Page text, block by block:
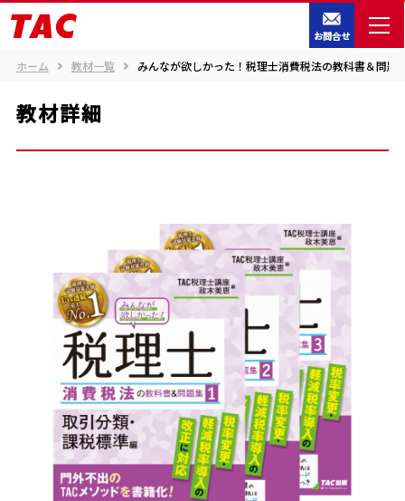
お問合せ
ホーム 教材一覧 みんなが欲しかった！税理士消費税法の教科書＆問題
教材詳細